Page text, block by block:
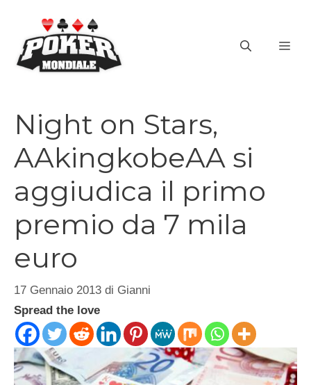
contenuto
Night on Stars,
AAkingkobeAA si
aggiudica il primo
premio da 7 mila
euro
17 Gennaio 2013 di Gianni
Spread the love